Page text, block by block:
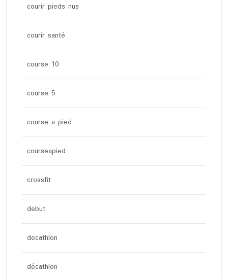
courir pieds nus
courir santé
course 10
course 5
course a pied
courseapied
crossfit
debut
decathlon
décathlon